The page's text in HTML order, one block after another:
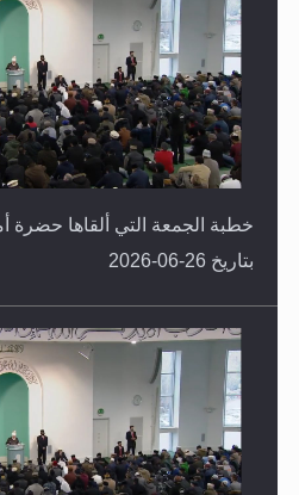
خطبة الجمعة التي ألقاها حضرة
بتاريخ 26-06-2026